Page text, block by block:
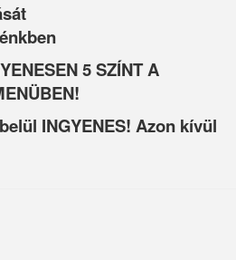
5 SZÍNT A
INGYENES! Azon kívül